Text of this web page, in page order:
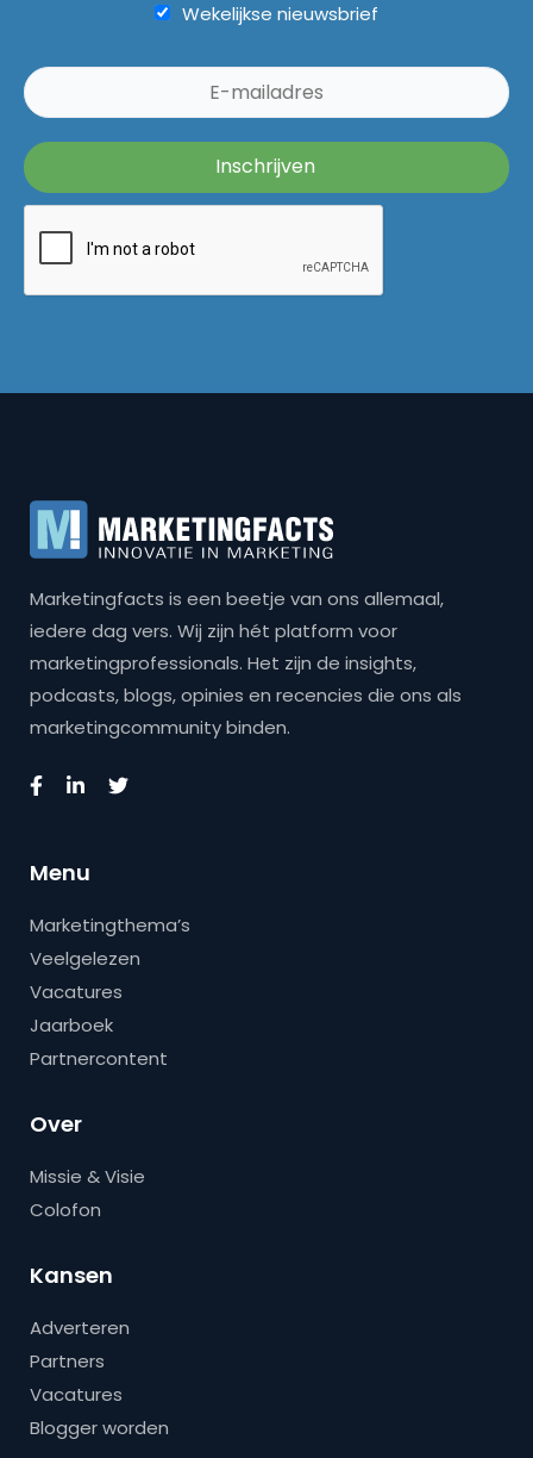
Wekelijkse nieuwsbrief
Marketingfacts is een beetje van ons allemaal,
iedere dag vers. Wij zijn hét platform voor
marketingprofessionals. Het zijn de insights,
podcasts, blogs, opinies en recencies die ons als
marketingcommunity binden.
Menu
Marketingthema’s
Veelgelezen
Vacatures
Jaarboek
Partnercontent
Over
Missie & Visie
Colofon
Kansen
Adverteren
Partners
Vacatures
Blogger worden